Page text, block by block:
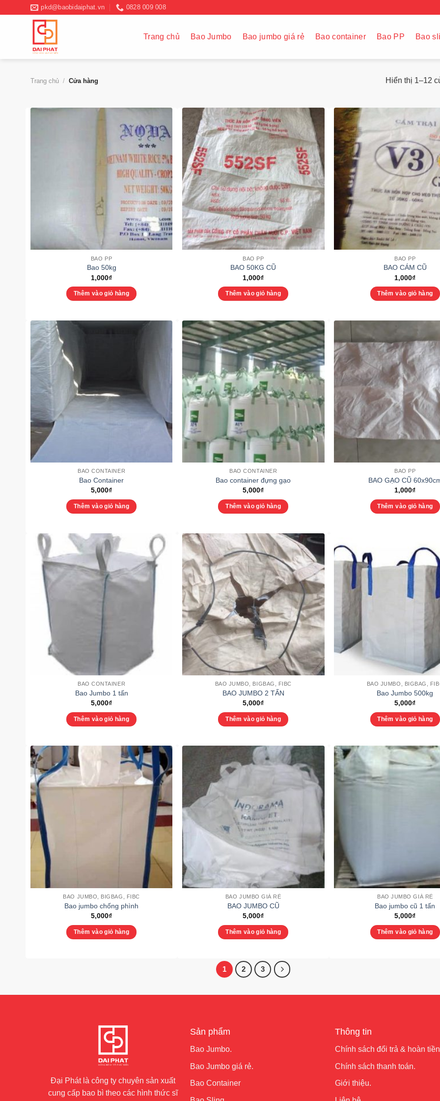
pkd@baobidaiphat.vn 0828 009 008
Trang chủ Bao Jumbo Bao jumbo giá rẻ Bao container Bao PP Bao
Trang chủ / Cửa hàng Hiển thị 1–12
BAO PP
Bao 50kg
1,000₫
Thêm vào giỏ hàng
BAO PP
BAO 50KG CŨ
1,000₫
Thêm vào giỏ hàng
BAO PP
BAO CÁM CŨ
1,000₫
Thêm vào giỏ hàng
BAO CONTAINER
Bao Container
5,000₫
Thêm vào giỏ hàng
BAO CONTAINER
Bao container đựng gạo
5,000₫
Thêm vào giỏ hàng
BAO PP
BAO GẠO CŨ
1,000₫
Thêm vào giỏ hàng
BAO CONTAINER
Bao Jumbo 1 tấn
5,000₫
Thêm vào giỏ hàng
BAO JUMBO, BIGBAG, FIBC
BAO JUMBO 2 TẤN
5,000₫
Thêm vào giỏ hàng
BAO JUMBO, BIGBAG,
Bao Jumbo 500kg
5,000₫
Thêm vào giỏ hàng
BAO JUMBO, BIGBAG, FIBC
Bao jumbo chống phình
5,000₫
Thêm vào giỏ hàng
BAO JUMBO GIÁ RẺ
BAO JUMBO CŨ
5,000₫
Thêm vào giỏ hàng
BAO JUMBO GIÁ RẺ
Bao jumbo cũ 1 tấn
5,000₫
Thêm vào giỏ hàng
1 2 3
Đại Phát là công ty chuyên sản xuất
cung cấp bao bì theo các hình thức sĩ
Sản phẩm
Bao Jumbo.
Bao Jumbo giá rẻ.
Bao Container
Thông tin
Chính sách đổi trả & hoàn
Chính sách thanh toán.
Giới thiệu.